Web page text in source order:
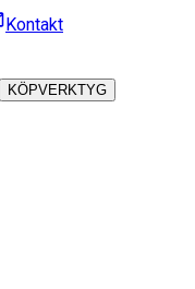
Kontakt
KÖPVERKTYG